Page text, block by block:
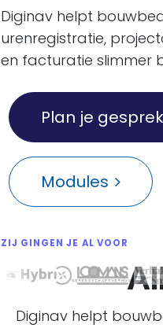
Diginav helpt
urenregistratie,
en facturatie slimmer
Plan je gesprek
Modules
ZIJ GINGEN JE AL VOOR
Diginav helpt